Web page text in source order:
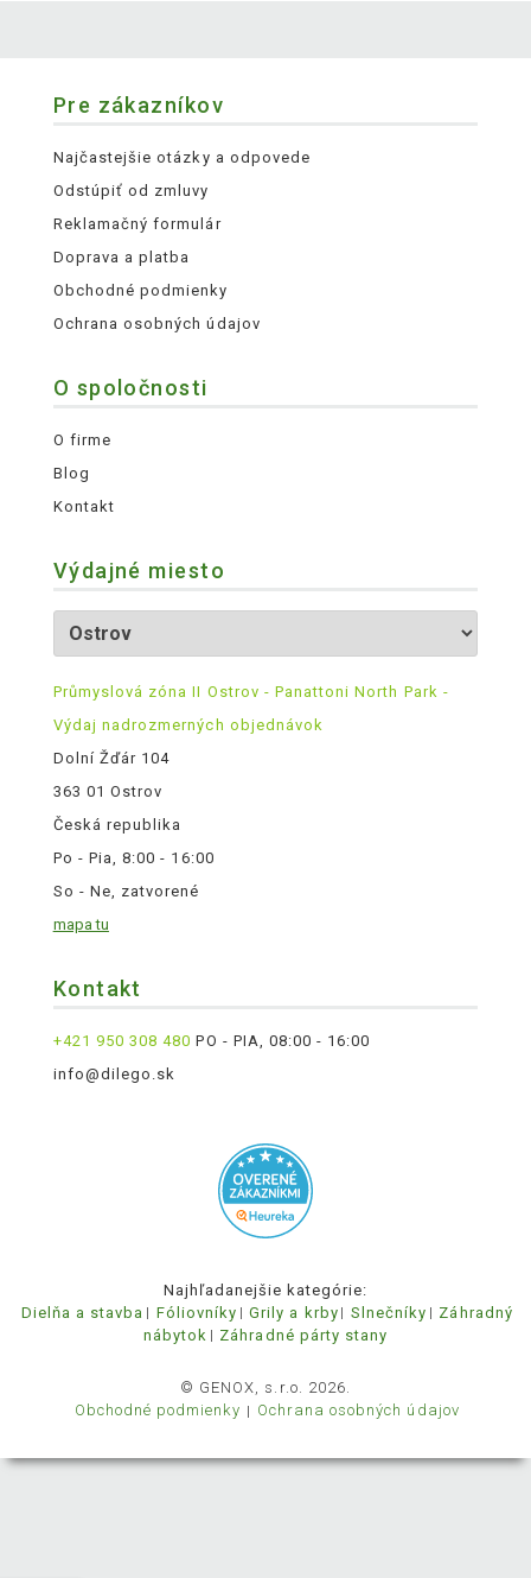
Pre zákazníkov
Najčastejšie otázky a odpovede
Odstúpiť od zmluvy
Reklamačný formulár
Doprava a platba
Obchodné podmienky
Ochrana osobných údajov
O spoločnosti
O firme
Blog
Kontakt
Výdajné miesto
Průmyslová zóna II Ostrov - Panattoni North Park -
Výdaj nadrozmerných objednávok
Dolní Žďár 104
363 01 Ostrov
Česká republika
Po - Pia, 8:00 - 16:00
So - Ne, zatvorené
mapa tu
Kontakt
+421 950 308 480 PO - PIA, 08:00 - 16:00
info@dilego.sk
Najhľadanejšie kategórie:
Dielňa a stavba
Fóliovníky Grily a krby Slnečníky
Záhradný
nábytok
Záhradné párty stany
© GENOX, s.r.o. 2026.
Obchodné podmienky
Ochrana osobných údajov